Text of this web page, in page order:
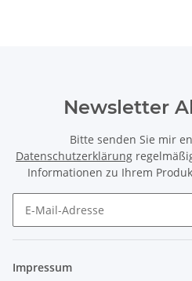
Newsletter
Bitte senden Sie mir
Datenschutzerklärung
Informationen zu Ihrem
Impressum